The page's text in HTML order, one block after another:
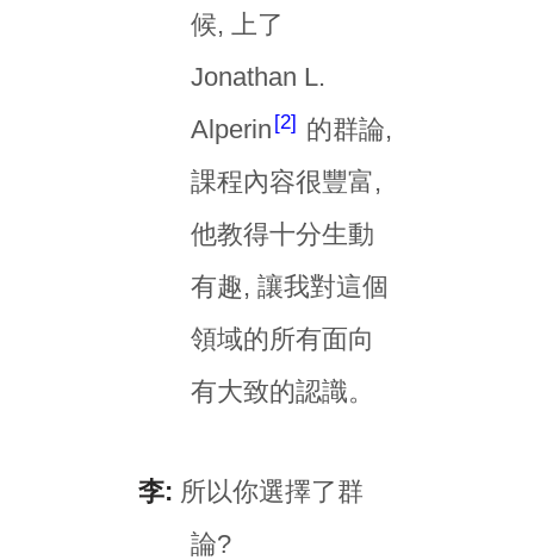
候, 上了
Jonathan L.
Alperin 2
的群論,
課程內容很豐富,
他教得十分生動
有趣, 讓我對這個
領域的所有面向
有大致的認識。
李: 所以你選擇了群
論?